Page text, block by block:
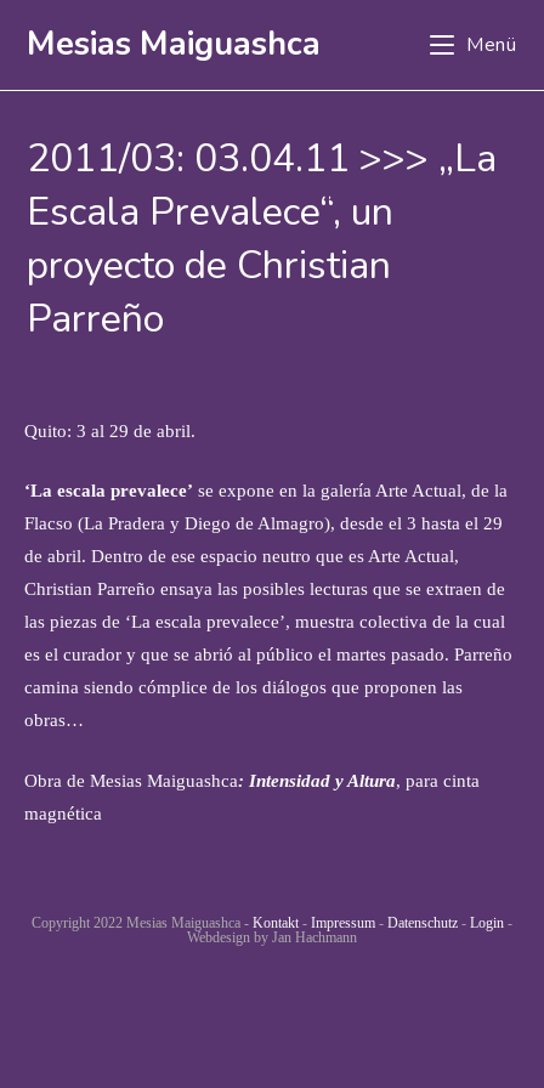
InhaltMesias Maiguashca Menü
2011/03: 03.04.11 >>> „La
Escala Prevalece“, un
proyecto de Christian
Parreño
Quito: 3 al 29 de abril.
‘La escala prevalece’ se expone en la galería Arte Actual, de la
Flacso (La Pradera y Diego de Almagro), desde el 3 hasta el 29
de abril. Dentro de ese espacio neutro que es Arte Actual,
Christian Parreño ensaya las posibles lecturas que se extraen de
las piezas de ‘La escala prevalece’, muestra colectiva de la cual
es el curador y que se abrió al público el martes pasado. Parreño
camina siendo cómplice de los diálogos que proponen las
obras…
Obra de Mesias Maiguashca: Intensidad y Altura, para cinta
magnética
Copyright 2022 Mesias Maiguashca - Kontakt - Impressum - Datenschutz - Login -
Webdesign by Jan Hachmann